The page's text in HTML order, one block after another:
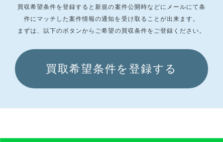
買収希望条件を登録すると新規の案件公開時などにメールにて条
件にマッチした案件情報の通知を受け取ることが出来ます。
まずは、以下のボタンからご希望の買収条件をご登録ください。
買取希望条件を登録する